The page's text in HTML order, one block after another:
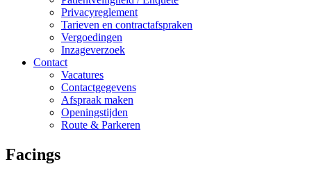
Privacyreglement
Tarieven en contractafspraken
Vergoedingen
Inzageverzoek
Contact
Vacatures
Contactgegevens
Afspraak maken
Openingstijden
Route & Parkeren
Facings